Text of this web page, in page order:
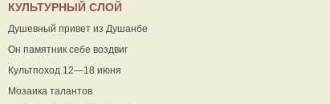
КУЛЬТУРНЫЙ СЛОЙ
Душевный привет из Душанбе
Он памятник себе воздвиг
Культпоход 12—18 июня
Мозаика талантов